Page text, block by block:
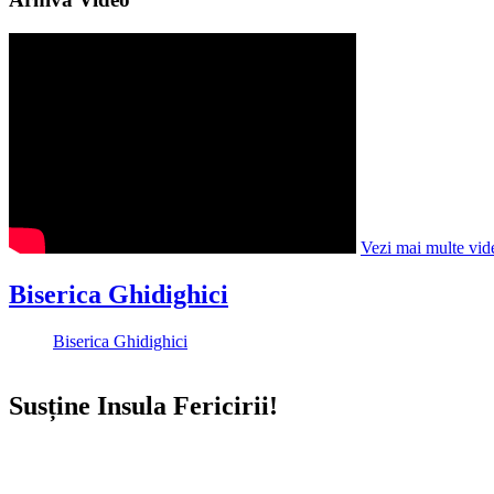
Vezi mai multe
Biserica Ghidighici
Biserica Ghidighici
Susține Insula Fericirii!